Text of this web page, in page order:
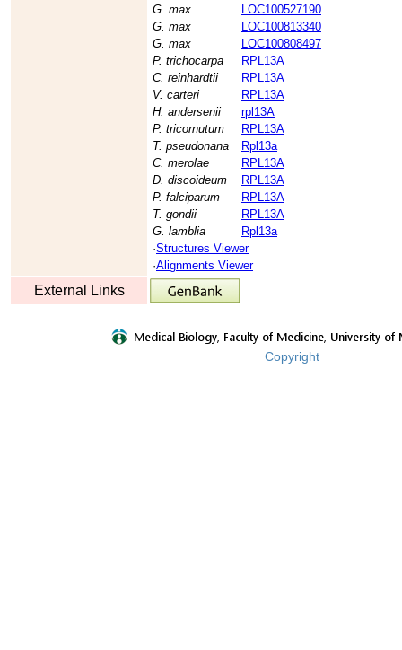
G. max
LOC100527190
G. max
LOC100813340
G. max
LOC100808497
P. trichocarpa
RPL13A
C. reinhardtii
RPL13A
V. carteri
RPL13A
H. andersenii
rpl13A
P. tricornutum
RPL13A
T. pseudonana
Rpl13a
C. merolae
RPL13A
D. discoideum
RPL13A
P. falciparum
RPL13A
T. gondii
RPL13A
G. lamblia
Rpl13a
·Structures Viewer
·Alignments Viewer
External Links
Copyright